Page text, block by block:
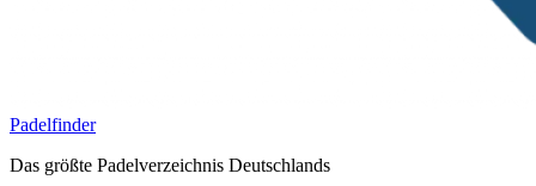
Padelfinder
Das größte Padelverzeichnis Deutschlands